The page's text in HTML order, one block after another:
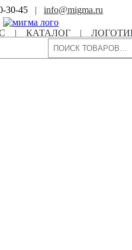
30-45 | info@migma.ru
| КАТАЛОГ |
Поиск